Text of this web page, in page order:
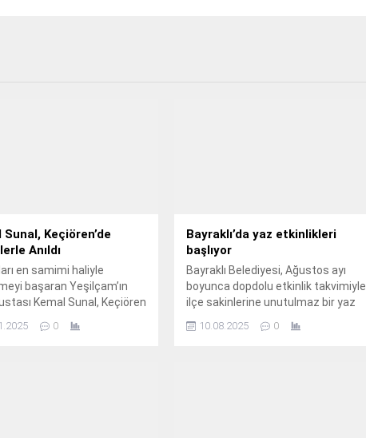
Sunal, Keçiören’de
Anıldı
en samimi haliyle
başaran Yeşilçam’ın
Kemal Sunal, Keçiören
Konservatuarı Türk Halk
tarafından türkülerle
0
Bayraklı’da yaz etkinlikleri
başlıyor
Bayraklı Belediyesi, Ağustos ayı
boyunca dopdolu etkinlik takvimiyle
ilçe sakinlerine unutulmaz bir yaz
deneyimi sunmaya hazırlanıyor.
10.08.2025 0